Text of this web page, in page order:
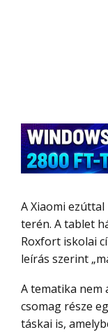
A Xiaomi ezúttal nem fogta vissza magát a tematika
terén. A tablet
Roxfort iskolai
leírás szerint
A tematika nem áll meg magánál a tabletnél, mivel a
csomag része
táskai is,